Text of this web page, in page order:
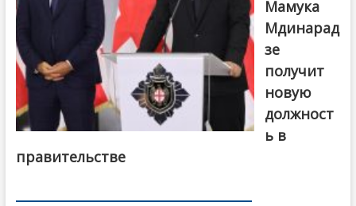
Мамука
Мдинарад
зе
получит
новую
должност
ь в
правительстве